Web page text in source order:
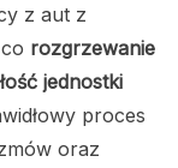
z aut z
rozgrzewanie
jednostki
proces
oraz